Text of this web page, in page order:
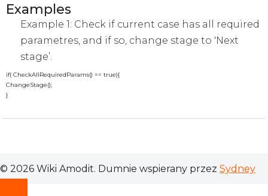
Examples
Example 1: Check if current case has all required
parametres, and if so, change stage to 'Next
stage’.
if( CheckAllRequiredParams() == true){
ChangeStage();
}
© 2026 Wiki Amodit. Dumnie wspierany przez Sydney